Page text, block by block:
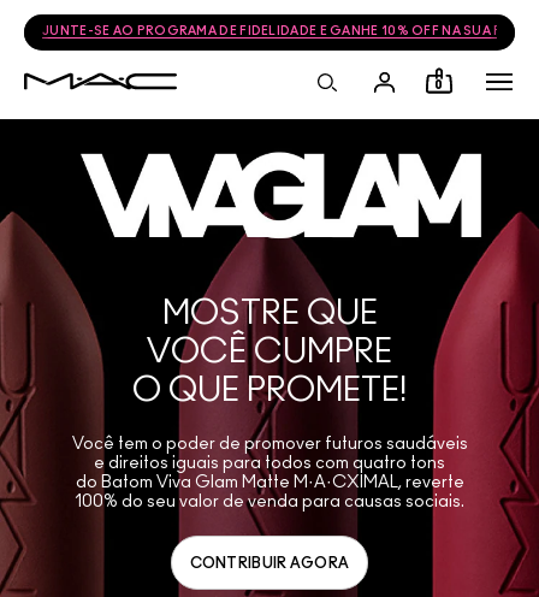
JUNTE-SE AO PROGRAMA DE FIDELIDADE E GANHE 10% OFF NA SUA
0
MOSTRE QUE
VOCÊ CUMPRE
O QUE PROMETE!
Você tem o poder de promover futuros saudáveis
e direitos iguais para todos com quatro tons
do Batom Viva Glam Matte M·A·CXIMAL, reverte
100% do seu valor de venda para causas sociais.
CONTRIBUIR AGORA